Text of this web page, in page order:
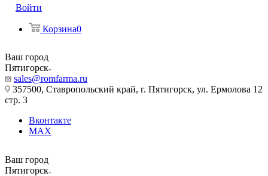
Войти
Корзина0
Ваш город
Пятигорск
sales@romfarma.ru
357500, Ставропольский край, г. Пятигорск, ул. Ермолова 12
стр. 3
Вконтакте
MAX
Ваш город
Пятигорск